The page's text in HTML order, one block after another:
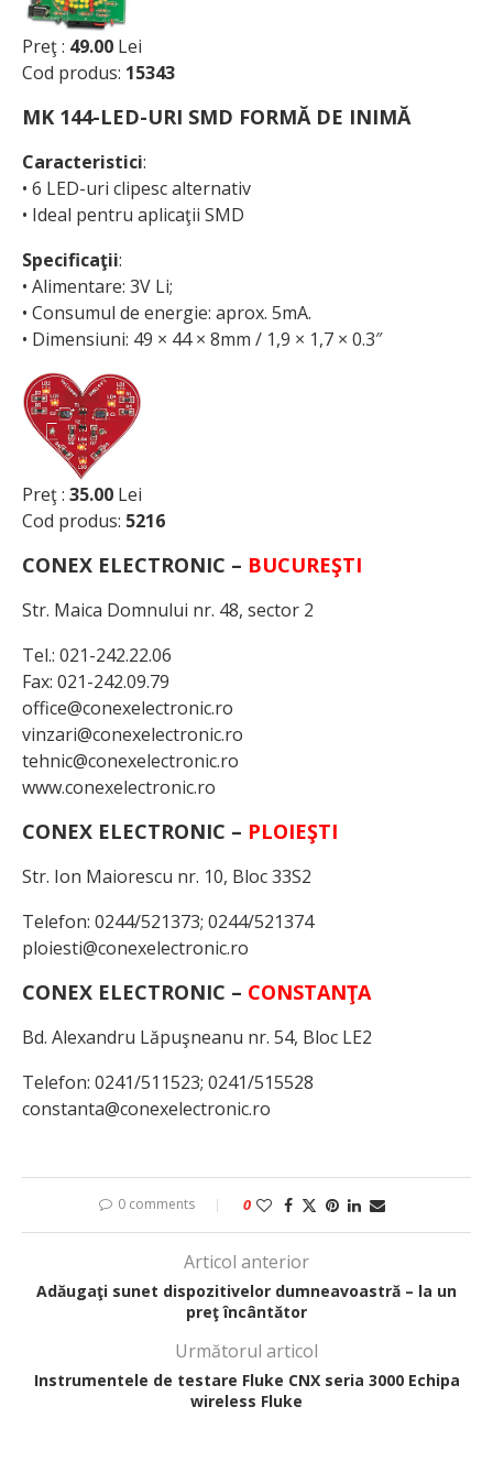
Preţ : 49.00 Lei
Cod produs: 15343
MK 144-LED-URI SMD FORMĂ DE INIMĂ
Caracteristici:
• 6 LED-uri clipesc alternativ
• Ideal pentru aplicaţii SMD
Specificaţii:
• Alimentare: 3V Li;
• Consumul de energie: aprox. 5mA.
• Dimensiuni: 49 × 44 × 8mm / 1,9 × 1,7 × 0.3″
Preţ : 35.00 Lei
Cod produs: 5216
CONEX ELECTRONIC – BUCUREŞTI
Str. Maica Domnului nr. 48, sector 2
Tel.: 021-242.22.06
Fax: 021-242.09.79
office@conexelectronic.ro
vinzari@conexelectronic.ro
tehnic@conexelectronic.ro
www.conexelectronic.ro
CONEX ELECTRONIC – PLOIEŞTI
Str. Ion Maiorescu nr. 10, Bloc 33S2
Telefon: 0244/521373; 0244/521374
ploiesti@conexelectronic.ro
CONEX ELECTRONIC – CONSTANŢA
Bd. Alexandru Lăpuşneanu nr. 54, Bloc LE2
Telefon: 0241/511523; 0241/515528
constanta@conexelectronic.ro
0 comments 0
Articol anterior
Adăugaţi sunet dispozitivelor dumneavoastră – la un
preţ încântător
Următorul articol
Instrumentele de testare Fluke CNX seria 3000 Echipa
wireless Fluke